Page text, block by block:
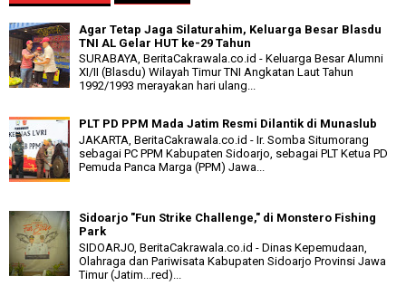
Agar Tetap Jaga Silaturahim, Keluarga Besar Blasdu
TNI AL Gelar HUT ke-29 Tahun
SURABAYA, BeritaCakrawala.co.id - Keluarga Besar Alumni
XI/II (Blasdu) Wilayah Timur TNI Angkatan Laut Tahun
1992/1993 merayakan hari ulang...
PLT PD PPM Mada Jatim Resmi Dilantik di Munaslub
JAKARTA, BeritaCakrawala.co.id - Ir. Somba Situmorang
sebagai PC PPM Kabupaten Sidoarjo, sebagai PLT Ketua PD
Pemuda Panca Marga (PPM) Jawa...
Sidoarjo "Fun Strike Challenge," di Monstero Fishing
Park
SIDOARJO, BeritaCakrawala.co.id - Dinas Kepemudaan,
Olahraga dan Pariwisata Kabupaten Sidoarjo Provinsi Jawa
Timur (Jatim...red)...